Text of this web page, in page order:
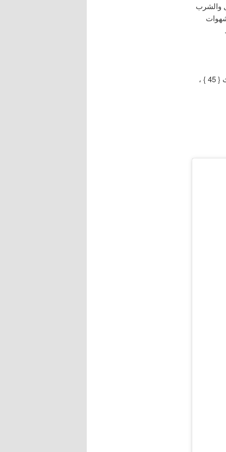
والشرب
مُختصر منهاج القاصدين ، الإمام ابن قدامة المقدسي رحمه الله ، ط / دار الفجر للتُراث { 45 } ،